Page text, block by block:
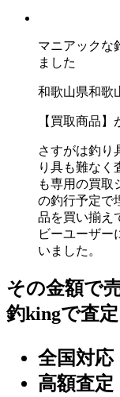
マニアックな
ました
和歌山県和
【買取商品
さすがは釣り
り具も難なく
も専用の買取
の釣行予定で
品を買い揃え
ビーユーザー
いました。
その金額で
釣kingで査
全国対応
高額査定